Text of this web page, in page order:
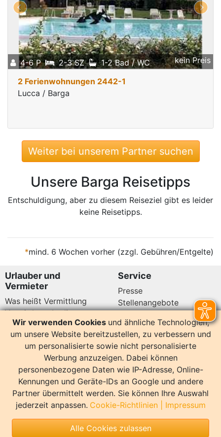
4-6 P 2-3 SZ 1-2 Bad / WC kein Preis
2 Ferienwohnungen 2442-1
Lucca / Barga
Weiter bei unserem Partner suchen
Unsere Barga Reisetipps
Entschuldigung, aber zu diesem Reiseziel gibt es leider
keine Reisetipps.
*mind. 6 Wochen vorher (zzgl. Gebühren/Entgelte)
Urlauber und
Vermieter
Was heißt Vermittlung
Vermittlungsbedingungen
Datenschutz
Service
Presse
Stellenangebote
Kundenbewertungen
14164 Bewertungen
Hier sind wir auch
Copyright Impressum
Wir verwenden Cookies und ähnliche Technologien,
um unsere Website bereitzustellen, zu verbessern und
um personalisierte sowie nicht personalisierte
Werbung anzuzeigen. Dabei können
personenbezogene Daten wie IP-Adresse, Online-
Kennungen und Geräte-IDs an Google und andere
Partner übermittelt werden. Sie können Ihre Auswahl
jederzeit anpassen. Cookie-Richtlinien| Impressum
Alle Cookies zulassen